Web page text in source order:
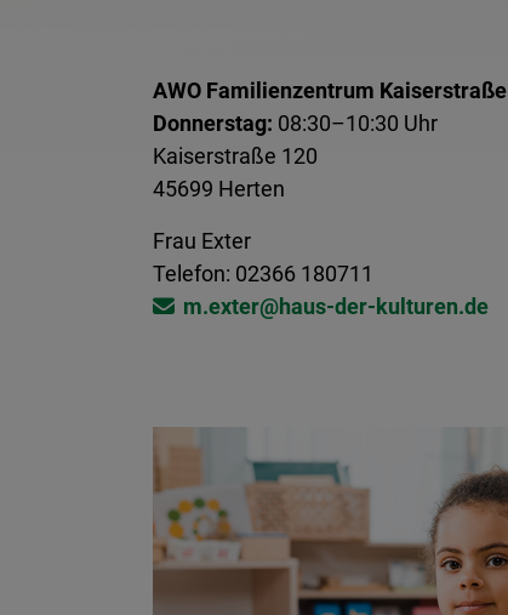
AWO Familienzentrum Kaiserstraße
Donnerstag: 08:30–10:30 Uhr
Kaiserstraße 120
45699 Herten
Frau Exter
Telefon: 02366 180711
m.exter@​haus-der-kulturen.de